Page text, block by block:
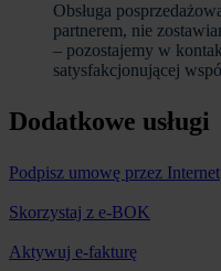
Obsługa
partnerem, nie
– pozostajemy w
satysfakcjonującej
Dodatkowe usługi
Podpisz umowę przez Internet
Skorzystaj z e-BOK
Aktywuj e-fakturę